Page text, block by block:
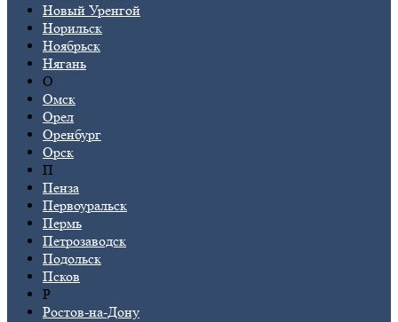
Новый Уренгой
Норильск
Ноябрьск
Нягань
О
Омск
Орел
Оренбург
Орск
П
Пенза
Первоуральск
Пермь
Петрозаводск
Подольск
Псков
Р
Ростов-на-Дону